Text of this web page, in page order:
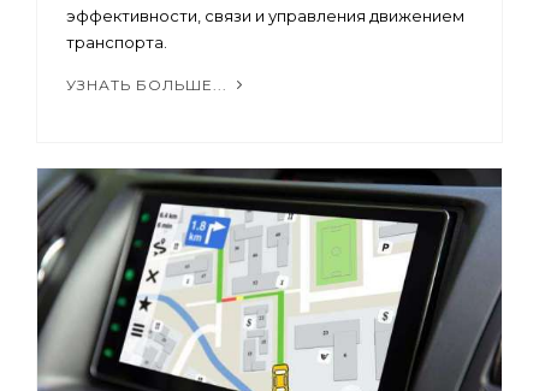
эффективности, связи и управления движением
транспорта.
УЗНАТЬ БОЛЬШЕ...